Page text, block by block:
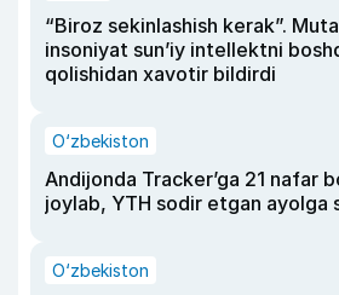
“Biroz sekinlashish kerak”.
insoniyat sun’iy intellektni
qolishidan xavotir bildirdi
O‘zbekiston
Andijonda Tracker’ga 21 nafar
joylab, YTH sodir etgan ayolga
O‘zbekiston